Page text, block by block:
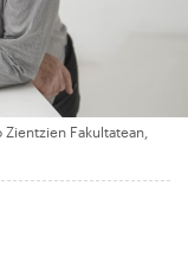
Fakultatean,